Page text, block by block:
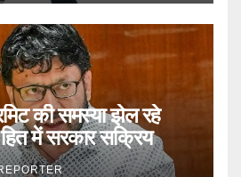
की समस्या झेल रहे
में सरकार सक्रिय